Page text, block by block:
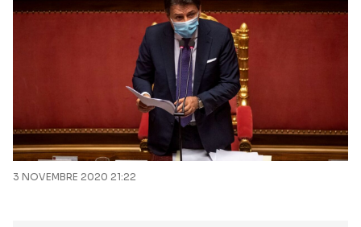
3 NOVEMBRE 2020 21:22